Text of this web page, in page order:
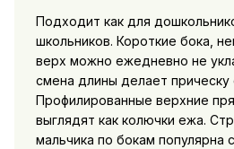
Подходит как для
школьников. Короткие бока,
верх можно ежедневно не
смена длины делает прическу
Профилированные верхние
выглядят как колючки ежа.
мальчика по бокам популярна